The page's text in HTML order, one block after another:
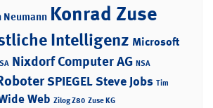
Neumann Konrad Zuse
Intelligenz Microsoft
Nixdorf Computer AG NSA
SPIEGELSteve Jobs Tim
Web Zilog Z80 Zuse KG